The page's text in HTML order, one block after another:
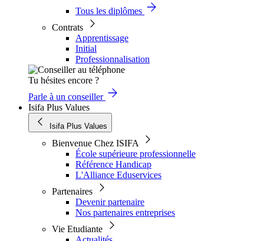
Tous les diplômes
Contrats
Apprentissage
Initial
Professionnalisation
Tu hésites encore ?
Parle à un conseiller
Isifa Plus Values
Isifa Plus Values
Bienvenue Chez ISIFA
École supérieure professionnelle
Référence Handicap
L'Alliance Eduservices
Partenaires
Devenir partenaire
Nos partenaires entreprises
Vie Etudiante